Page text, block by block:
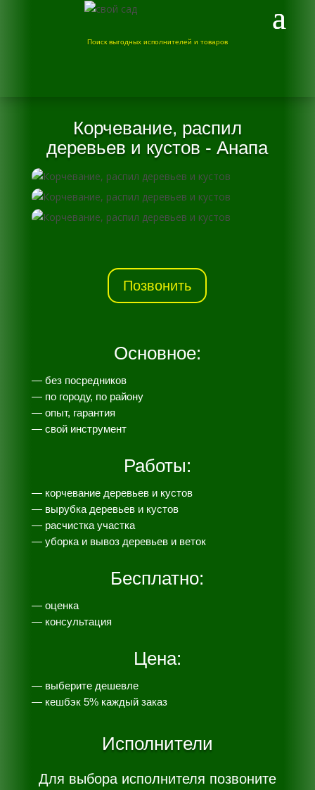
Поиск выгодных исполнителей и товаров
Корчевание, распил
деревьев и кустов - Анапа
Позвонить
Основное:
— без посредников
— по городу, по району
— опыт, гарантия
— свой инструмент
Работы:
— корчевание деревьев и кустов
— вырубка деревьев и кустов
— расчистка участка
— уборка и вывоз деревьев и веток
Бесплатно:
— оценка
— консультация
Цена:
— выберите дешевле
— кешбэк 5% каждый заказ
Исполнители
Для выбора исполнителя позвоните